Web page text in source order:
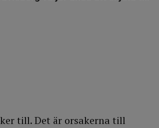
till. Det är orsakerna till